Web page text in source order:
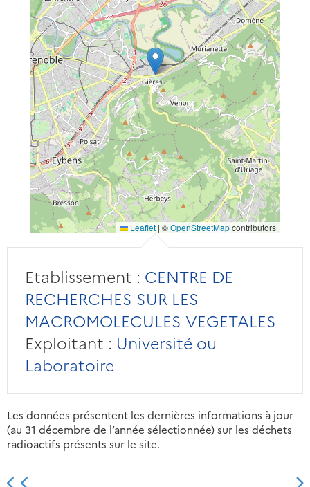
Leaflet | ©OpenStreetMapcontributors
Etablissement : CENTRE DE
RECHERCHES SUR LES
MACROMOLECULES VEGETALES
Exploitant : Université ou
Laboratoire
Les données présentent les dernières informations à jour
(au 31 décembre de l’année sélectionnée) sur les déchets
radioactifs présents sur le site.